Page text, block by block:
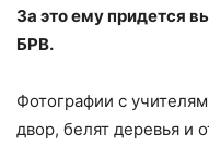
За это ему придется
БРВ.
Фотографии с
двор, белят деревья и